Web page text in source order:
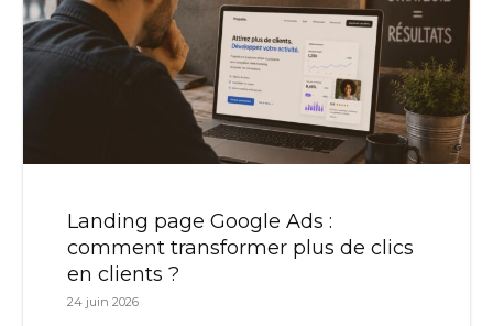
Landing page Google Ads :
comment transformer plus de clics
en clients ?
24 juin 2026